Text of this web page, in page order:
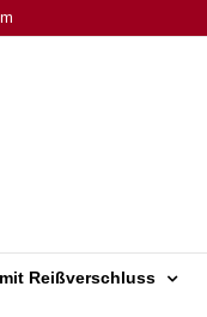
Reißverschluss